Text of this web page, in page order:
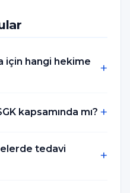
için hangi hekime
kapsamında mı?
tedavi